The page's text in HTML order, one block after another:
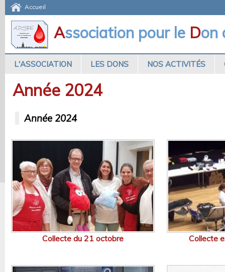
Accueil
Association pour le Don
L'ASSOCIATION LES DONS NOS ACTIVITÉS
Année 2024
Année 2024
Collecte du 21 octobre Collecte